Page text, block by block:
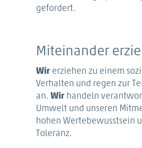
gefordert.
Miteinander
Wir erziehen zu einem
Verhalten und regen zur
an. Wir handeln
Umwelt und unseren
hohen Wertebewusstsein
Toleranz.